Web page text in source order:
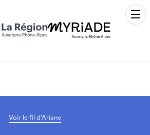
Voir le fil d’Ariane